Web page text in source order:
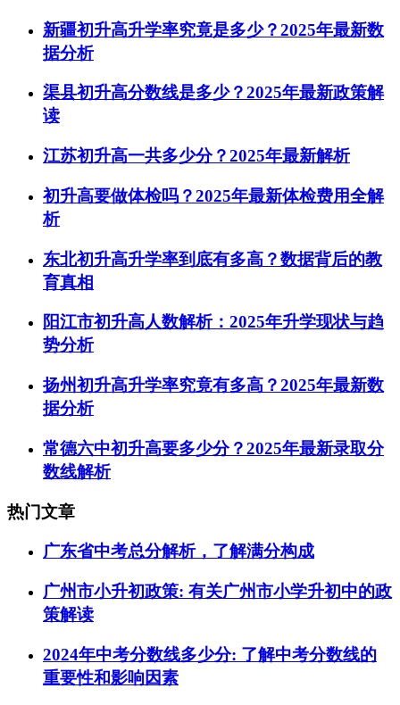
新疆初升高升学率究竟是多少？2025年最新数
据分析
渠县初升高分数线是多少？2025年最新政策解
读
江苏初升高一共多少分？2025年最新解析
初升高要做体检吗？2025年最新体检费用全解
析
东北初升高升学率到底有多高？数据背后的教
育真相
阳江市初升高人数解析：2025年升学现状与趋
势分析
扬州初升高升学率究竟有多高？2025年最新数
据分析
常德六中初升高要多少分？2025年最新录取分
数线解析
热门文章
广东省中考总分解析，了解满分构成
广州市小升初政策: 有关广州市小学升初中的政
策解读
2024年中考分数线多少分: 了解中考分数线的
重要性和影响因素